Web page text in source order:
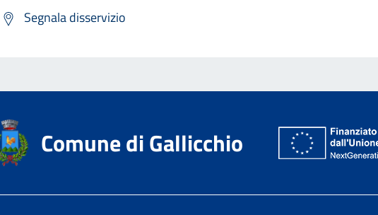
Segnala disservizio
Comune di Gallicchio